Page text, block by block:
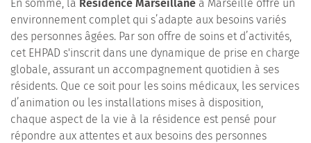
En somme, la Résidence Marseillane à Marseille offre un
environnement complet qui s’adapte aux besoins variés
des personnes âgées. Par son offre de soins et d’activités,
cet EHPAD s'inscrit dans une dynamique de prise en charge
globale, assurant un accompagnement quotidien à ses
résidents. Que ce soit pour les soins médicaux, les services
d’animation ou les installations mises à disposition,
chaque aspect de la vie à la résidence est pensé pour
répondre aux attentes et aux besoins des personnes